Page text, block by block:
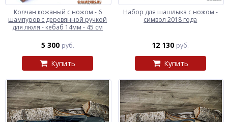
Колчан кожаный c ножом - 6
шампуров с деревянной ручкой
для люля - кебаб 14мм - 45 см
5 300 руб.
Купить
Набор для шашлыка c ножом -
символ 2018 года
12 130 руб.
Купить